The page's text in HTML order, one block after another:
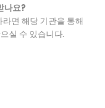
나요?
면 해당 기관을 통해
실 수 있습니다.